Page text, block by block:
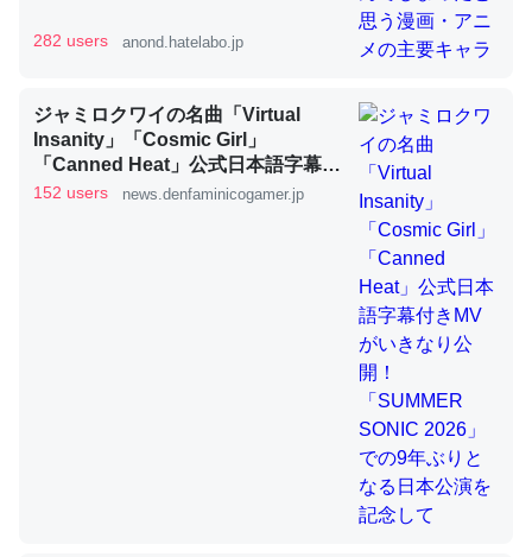
いる鋏角類（カブトガニ・ウミグモ）はカルシウムを使わ
ずキチンを強化してる筈だが、酵素が違うのか？
これを元に考えるとカルシウムを大量に使う脊椎動物と貝
類は苦労してるんだな…。腹足類だと殻を無くしてナメク
─ニュース :: 【研究発表】昆虫学の大問題＝「昆虫はなぜ海にいな
ウチもEchoを実家に置いて４年。でたまに覗いてる。ぼ
282 users anond.hatelabo.jp
ジャミロクワイの名曲「Virtual
Insanity」「Cosmic Girl」
「Canned Heat」公式日本語字幕付
きMVがいきなり公開！「SUMMER
152 users news.denfaminicogamer.jp